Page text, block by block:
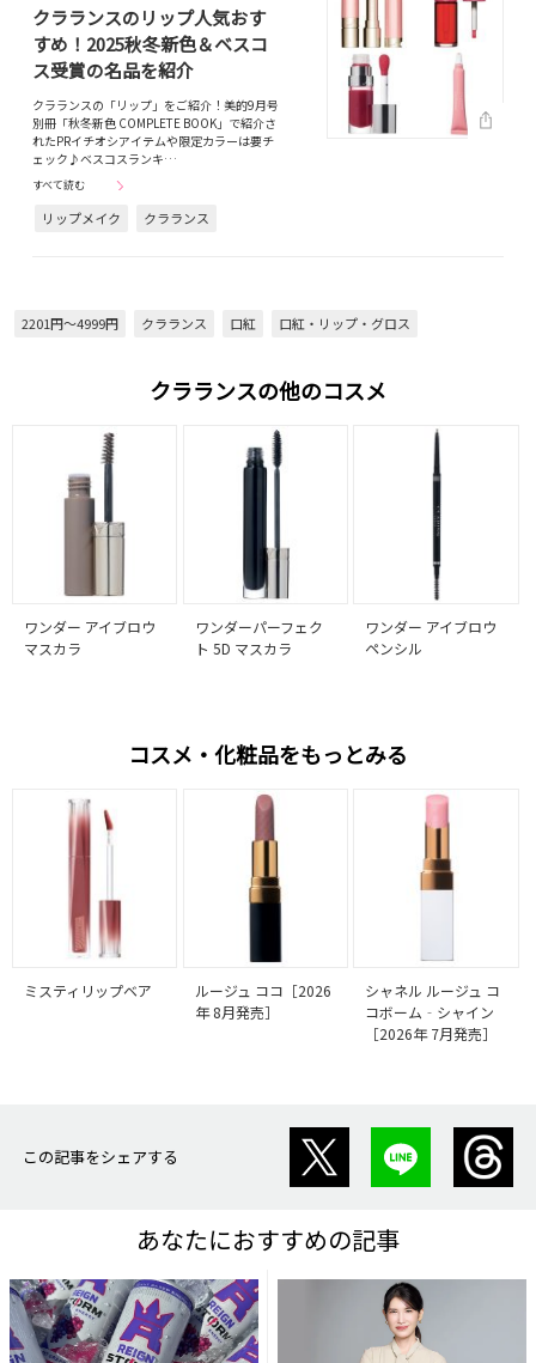
クラランスのリップ人気おす
すめ！2025秋冬新色＆ベスコ
ス受賞の名品を紹介
クラランスの「リップ」をご紹介！美的9月号
別冊「秋冬新色 COMPLETE BOOK」で紹介さ
れたPRイチオシアイテムや限定カラーは要チ
ェック♪ベスコスランキ…
すべて読む
リップメイク クラランス
2201円～4999円 クラランス 口紅 口紅・リップ・グロス
クラランスの他のコスメ
ワンダー アイブロウ
マスカラ
ワンダーパーフェク
ト 5D マスカラ
ワンダー アイブロウ
ペンシル
コスメ・化粧品をもっとみる
ミスティリップベア
ルージュ ココ［2026
年 8月発売］
シャネル ルージュ コ
コボーム‐シャイン
［2026年 7月発売］
この記事をシェアする
あなたにおすすめの記事